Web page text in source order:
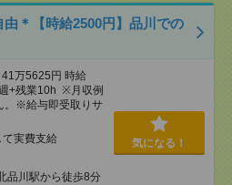
＊【時給2500円】品川での
万5625円 時給
+残業10h ※月収例
。※給与即受取りサ
実費支給
品川駅から徒歩8分
気になる！